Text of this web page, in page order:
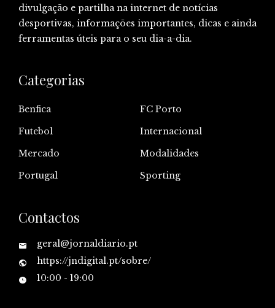
divulgação e partilha na internet de notícias
desportivas, informações importantes, dicas e ainda
ferramentas úteis para o seu dia-a-dia.
Categorias
Benfica
FC Porto
Futebol
Internacional
Mercado
Modalidades
Portugal
Sporting
Contactos
geral@jornaldiario.pt
https://jndigital.pt/sobre/
10:00 - 19:00